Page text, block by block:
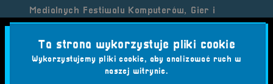
Medialnych
Festiwalu Komputerów, Gier i
Brzeski! 🎉
To lokalny portal informacyjny, który
dostarcza najświeższe wiadomości z powiatu
Ta strona wykorzystuje pliki cookie
Wykorzystujemy pliki cookie, aby analizować ruch w
naszej witrynie.